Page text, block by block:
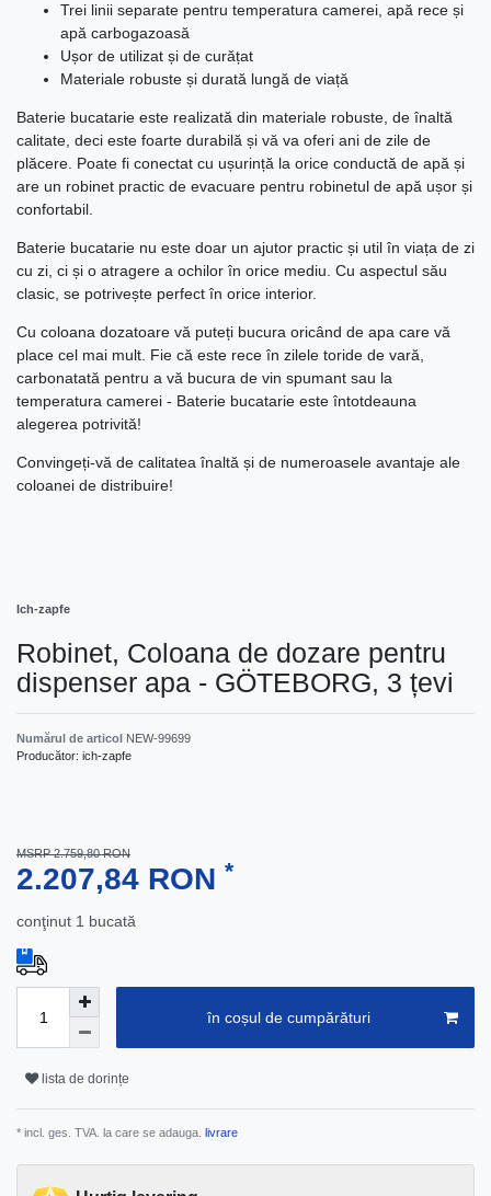
Trei linii separate pentru temperatura camerei, apă rece și
apă carbogazoasă
Ușor de utilizat și de curățat
Materiale robuste și durată lungă de viață
Baterie bucatarie este realizată din materiale robuste, de înaltă
calitate, deci este foarte durabilă și vă va oferi ani de zile de
plăcere. Poate fi conectat cu ușurință la orice conductă de apă și
are un robinet practic de evacuare pentru robinetul de apă ușor și
confortabil.
Baterie bucatarie nu este doar un ajutor practic și util în viața de zi
cu zi, ci și o atragere a ochilor în orice mediu. Cu aspectul său
clasic, se potrivește perfect în orice interior.
Cu coloana dozatoare vă puteți bucura oricând de apa care vă
place cel mai mult. Fie că este rece în zilele toride de vară,
carbonatată pentru a vă bucura de vin spumant sau la
temperatura camerei - Baterie bucatarie este întotdeauna
alegerea potrivită!
Convingeți-vă de calitatea înaltă și de numeroasele avantaje ale
coloanei de distribuire!
Ich-zapfe
Robinet, Coloana de dozare pentru
dispenser apa - GÖTEBORG, 3 țevi
Numărul de articol NEW-99699
Producător: ich-zapfe
MSRP 2.759,80 RON
2.207,84 RON *
conţinut 1 bucată
în coșul de cumpărături
lista de dorințe
* incl. ges. TVA. la care se adauga. livrare